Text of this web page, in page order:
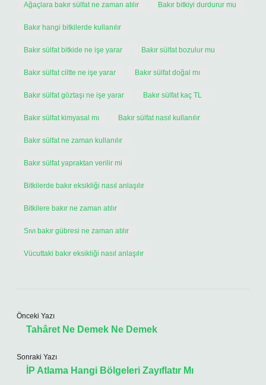
Ağaçlara bakır sülfat ne zaman atılır Bakır bitkiyi durdurur mu
Bakır hangi bitkilerde kullanılır
Bakır sülfat bitkide ne işe yarar Bakır sülfat bozulur mu
Bakır sülfat ciltte ne işe yarar Bakır sülfat doğal mı
Bakır sülfat göztaşı ne işe yarar Bakır sülfat kaç TL
Bakır sülfat kimyasal mı Bakır sülfat nasıl kullanılır
Bakır sülfat ne zaman kullanılır
Bakır sülfat yapraktan verilir mi
Bitkilerde bakır eksikliği nasıl anlaşılır
Bitkilere bakır ne zaman atılır
Sıvı bakır gübresi ne zaman atılır
Vücuttaki bakır eksikliği nasıl anlaşılır
Önceki Yazı
Tahâret Ne Demek Ne Demek
Sonraki Yazı
İP Atlama Hangi Bölgeleri Zayıflatır Mı